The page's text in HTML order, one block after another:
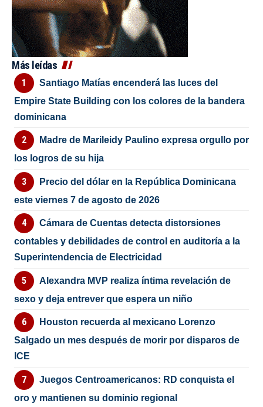
Más leídas
Santiago Matías encenderá las luces del
Empire State Building con los colores de la bandera
dominicana
Madre de Marileidy Paulino expresa orgullo por
los logros de su hija
Precio del dólar en la República Dominicana
este viernes 7 de agosto de 2026
Cámara de Cuentas detecta distorsiones
contables y debilidades de control en auditoría a la
Superintendencia de Electricidad
Alexandra MVP realiza íntima revelación de
sexo y deja entrever que espera un niño
Houston recuerda al mexicano Lorenzo
Salgado un mes después de morir por disparos de
ICE
Juegos Centroamericanos: RD conquista el
oro y mantienen su dominio regional